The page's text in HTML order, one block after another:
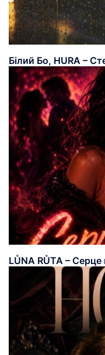
Білий Бо, HURA –
LŮNA RŮTA –